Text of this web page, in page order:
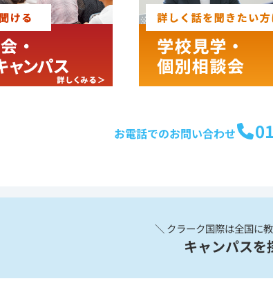
お電話でのお問い合わせ
＼ クラーク国際は全国に
キャンパスを